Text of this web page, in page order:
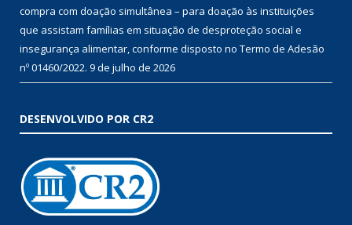
compra com doação simultânea – para doação às instituições
que assistam famílias em situação de desproteção social e
insegurança alimentar, conforme disposto no Termo de Adesão
nº 01460/2022. 9 de julho de 2026
DESENVOLVIDO POR CR2